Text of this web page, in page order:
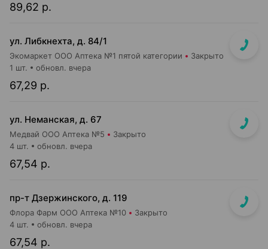
89,62 р.
ул. Либкнехта, д. 84/1
Экомаркет ООО Аптека №1 пятой категории Закрыто
67,29 р.
1 шт. обновл. вчера
ул. Неманская, д. 67
Медвай ООО Аптека №5 Закрыто
67,54 р.
4 шт. обновл. вчера
пр-т Дзержинского, д. 119
Флора Фарм ООО Аптека №10 Закрыто
67,54 р.
4 шт. обновл. вчера